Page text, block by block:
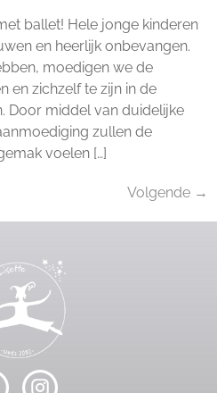
ballet! Hele jonge kinderen
en heerlijk onbevangen.
moedigen we de
en zichzelf te zijn in de
Door middel van duidelijke
zullen de
voelen […]
Volgende →